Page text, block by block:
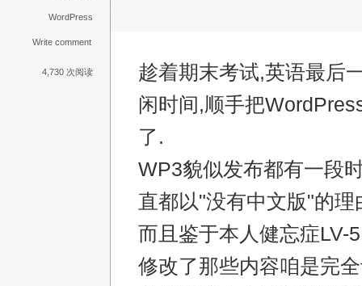
趁着期末考试,英语最后
闲时间,顺手把
了.
WP3貌似发布都有一段
直都以"没有中文版"的理
而且鉴于本人健忘症LV-
修改了那些内容咱是完
WordPress
Write comment
4,730 次阅读